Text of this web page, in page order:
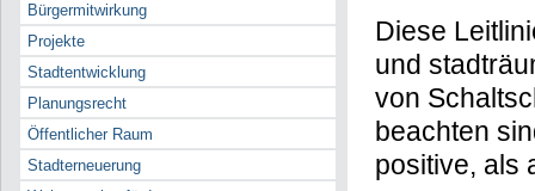
Bürgermitwirkung
Projekte
Stadtentwicklung
Planungsrecht
Öffentlicher Raum
Stadterneuerung
Diese
und
von
beachten
positive, als